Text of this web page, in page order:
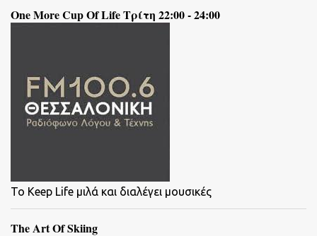
One More Cup Of Life Τρίτη 22:00 - 24:00
To Keep Life μιλά και διαλέγει μουσικές
The Art Of Skiing